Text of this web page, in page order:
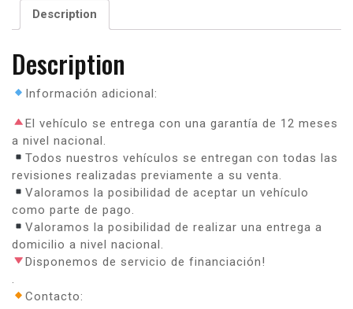
Description
Description
Información adicional:
El vehículo se entrega con una garantía de 12 meses
a nivel nacional.
Todos nuestros vehículos se entregan con todas las
revisiones realizadas previamente a su venta.
Valoramos la posibilidad de aceptar un vehículo
como parte de pago.
Valoramos la posibilidad de realizar una entrega a
domicilio a nivel nacional.
Disponemos de servicio de financiación!
.
Contacto: